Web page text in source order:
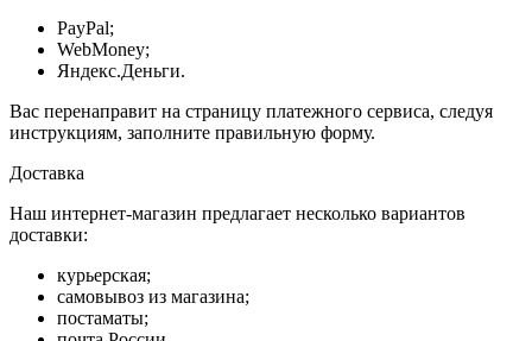
PayPal;
WebMoney;
Яндекс.Деньги.
Вас перенаправит на страницу платежного сервиса, следуя
инструкциям, заполните правильную форму.
Доставка
Наш интернет-магазин предлагает несколько вариантов
доставки:
курьерская;
самовывоз из магазина;
постаматы;